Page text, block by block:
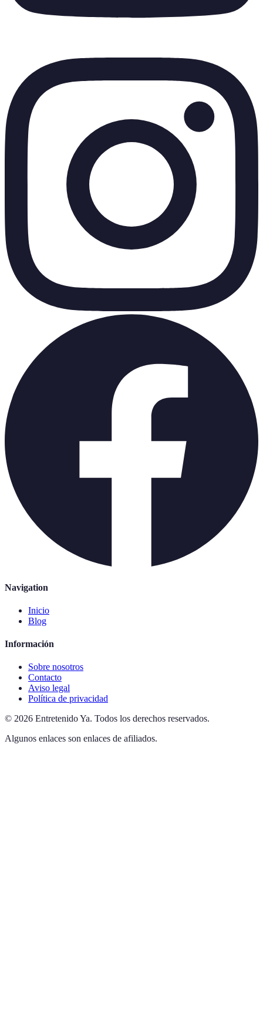
Navigation
Inicio
Blog
Información
Sobre nosotros
Contacto
Aviso legal
Política de privacidad
© 2026 Entretenido Ya. Todos los derechos reservados.
Algunos enlaces son enlaces de afiliados.